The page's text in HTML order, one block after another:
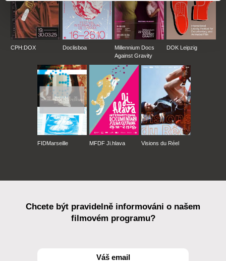
CPH:DOX Doclisboa
Millennium Docs
Against Gravity
DOK Leipzig
FIDMarseille MFDF Ji.hlava Visions du Réel
Chcete být pravidelně informováni o našem
filmovém programu?